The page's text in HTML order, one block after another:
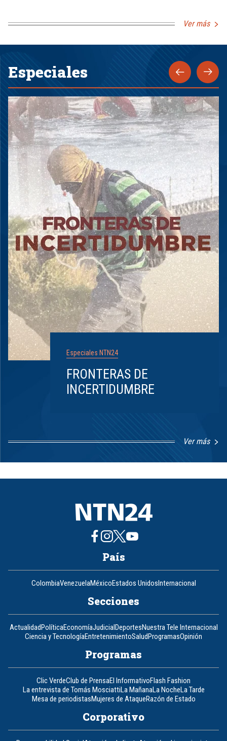
Ver más
Especiales
Especiales NTN24
FRONTERAS DE
INCERTIDUMBRE
Ver más
1
8
País
ColombiaVenezuelaMéxicoEstados UnidosInternacional
Secciones
ActualidadPolíticaEconomíaJudicialDeportesNuestra Tele Internacional
Ciencia y TecnologíaEntretenimientoSaludProgramasOpinión
Programas
Clic VerdeClub de PrensaEl InformativoFlash Fashion
La entrevista de Tomás MosciattiLa MañanaLa NocheLa Tarde
Mesa de periodistasMujeres de AtaqueRazón de Estado
Corporativo